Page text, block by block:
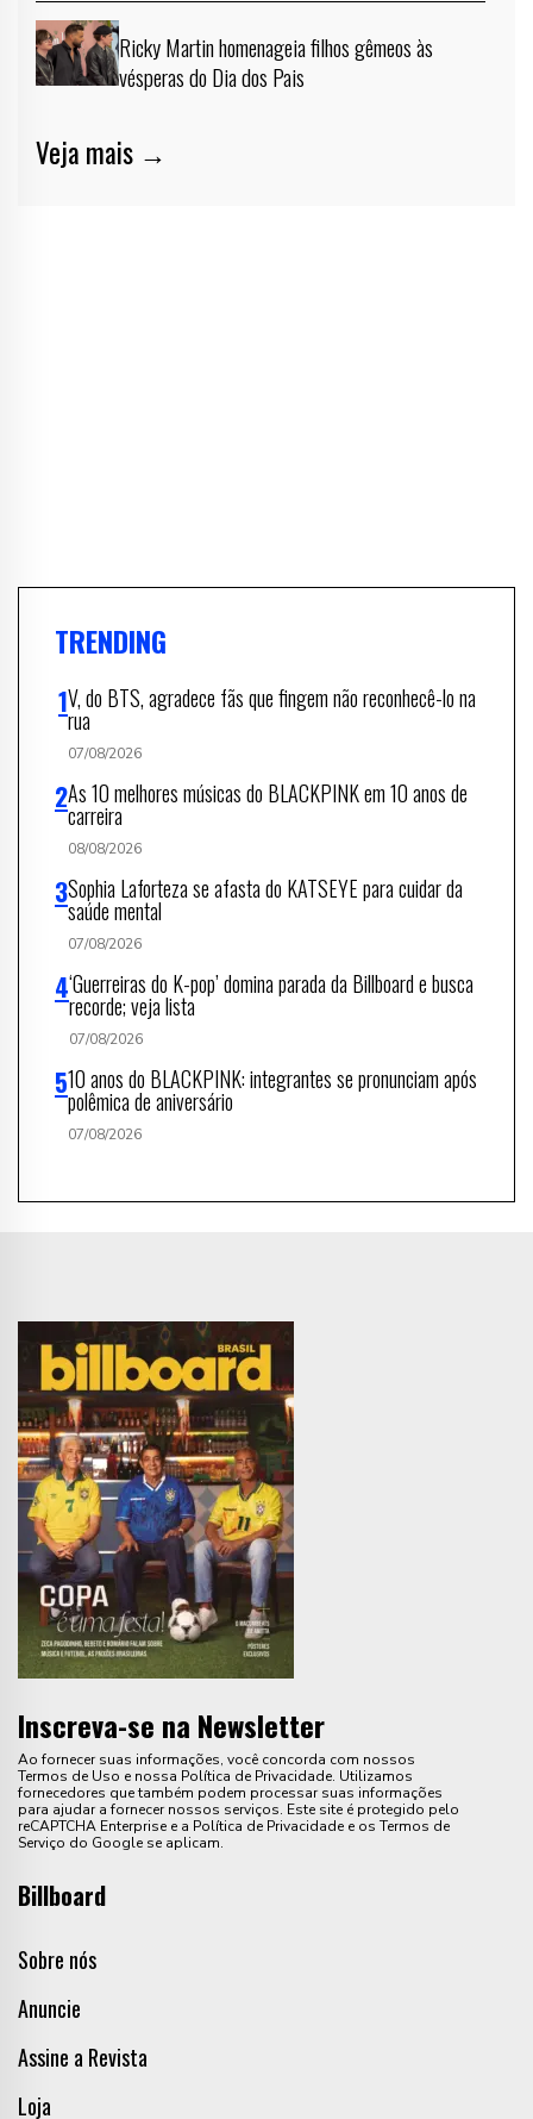
Ricky Martin homenageia filhos gêmeos às
vésperas do Dia dos Pais
Veja mais →
TRENDING
V, do BTS, agradece fãs que fingem não reconhecê-lo na
rua
07/08/2026
As 10 melhores músicas do BLACKPINK em 10 anos de
carreira
08/08/2026
Sophia Laforteza se afasta do KATSEYE para cuidar da
saúde mental
07/08/2026
‘Guerreiras do K-pop’ domina parada da Billboard e busca
recorde; veja lista
07/08/2026
10 anos do BLACKPINK: integrantes se pronunciam após
polêmica de aniversário
07/08/2026
Inscreva-se na Newsletter
Ao fornecer suas informações, você concorda com nossos
Termos de Uso e nossa Política de Privacidade. Utilizamos
fornecedores que também podem processar suas informações
para ajudar a fornecer nossos serviços. Este site é protegido pelo
reCAPTCHA Enterprise e a Política de Privacidade e os Termos de
Serviço do Google se aplicam.
Billboard
Sobre nós
Anuncie
Assine a Revista
Loja